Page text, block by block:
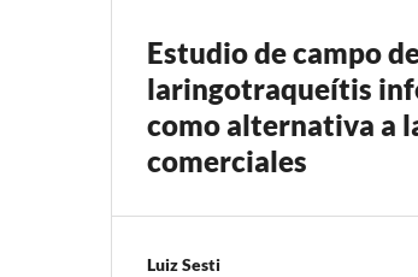
Estudio de campo
laringotraqueítis
como alternativa a
comerciales
Luiz Sesti